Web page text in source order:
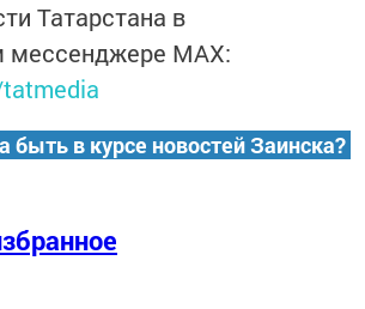
Татарстана в
мессенджере MАХ:
быть в курсе новостей Заинска?